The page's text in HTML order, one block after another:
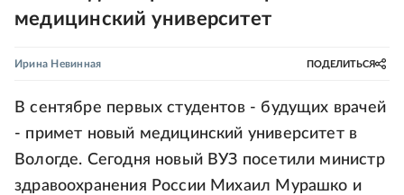
медицинский университет
Ирина Невинная ПОДЕЛИТЬСЯ
В сентябре первых студентов - будущих врачей
- примет новый медицинский университет в
Вологде. Сегодня новый ВУЗ посетили министр
здравоохранения России Михаил Мурашко и